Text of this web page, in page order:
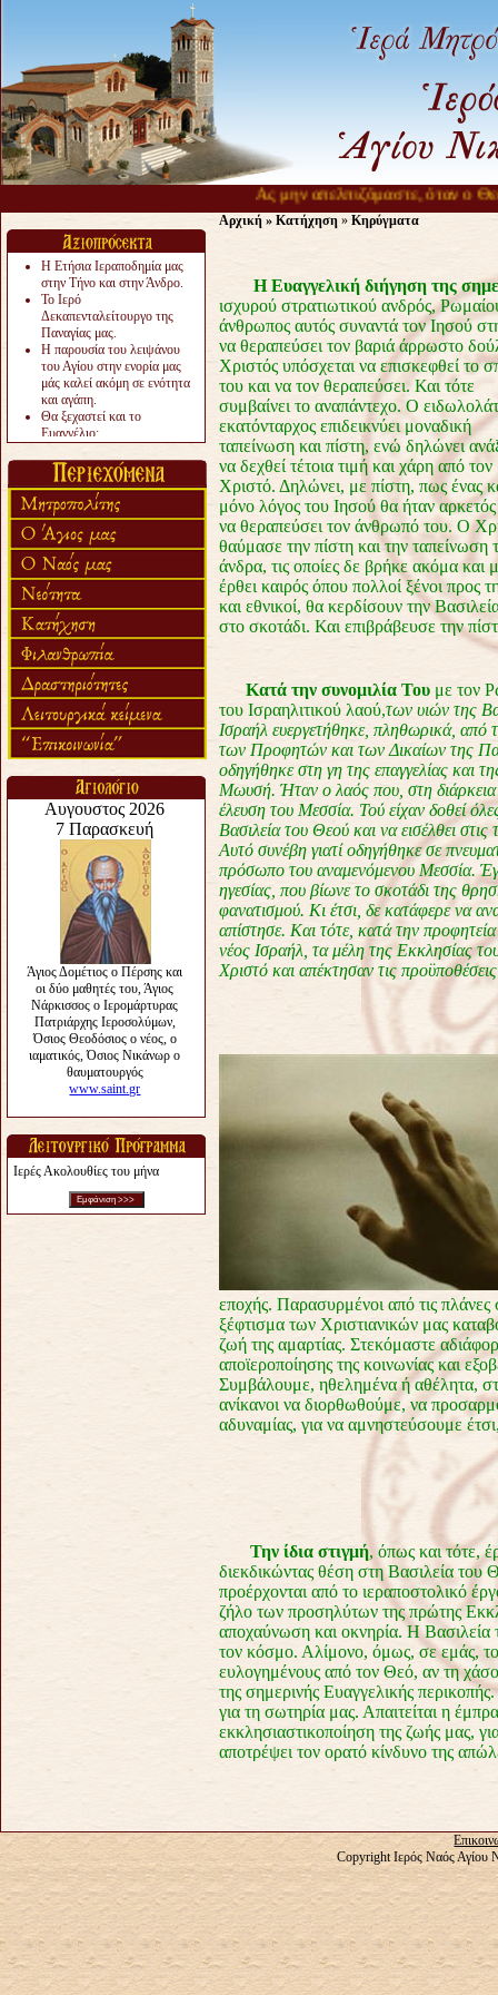
Ας μην απελπιζόμαστε, όταν ο
Η Ετήσια Ιεραποδημία μας
στην Τήνο και στην Άνδρο.
Το Ιερό
Δεκαπενταλείτουργο της
Παναγίας μας.
Η παρουσία του λειψάνου
του Αγίου στην ενορία μας
μάς καλεί ακόμη σε ενότητα
και αγάπη.
Θα ξεχαστεί και το
Ευαγγέλιο;
«πολύ αργά».
Ζητείται....
Ιερές Ακολουθίες του μήνα
Αρχική » Κατήχηση » Κηρύγματα
Η Ευαγγελική διήγηση της
ισχυρού στρατιωτικού ανδρός,
άνθρωπος αυτός συναντά τον Ιησού
να θεραπεύσει τον βαριά άρρωστο
Χριστός υπόσχεται να επισκεφθεί το
του και να τον θεραπεύσει. Και τότε
συμβαίνει το αναπάντεχο. Ο
εκατόνταρχος επιδεικνύει μοναδική
ταπείνωση και πίστη, ενώ δηλώνει
να δεχθεί τέτοια τιμή και χάρη από τον
Χριστό. Δηλώνει, με πίστη, πως ένας
μόνο λόγος του Ιησού θα ήταν αρκετός
να θεραπεύσει τον άνθρωπό του. Ο
θαύμασε την πίστη και την ταπείνωση
άνδρα, τις οποίες δε βρήκε ακόμα και
έρθει καιρός όπου πολλοί ξένοι προς
και εθνικοί, θα κερδίσουν την
στο σκοτάδι. Και επιβράβευσε την
Κατά την συνομιλία Του με τον
του Ισραηλιτικού λαού,των υιών της
Ισραήλ ευεργετήθηκε, πληθωρικά, από
των Προφητών και των Δικαίων της
οδηγήθηκε στη γη της επαγγελίας και
Μωυσή. Ήταν ο λαός που, στη διάρκεια
έλευση του Μεσσία. Τού είχαν δοθεί
Βασιλεία του Θεού και να εισέλθει
Αυτό συνέβη γιατί οδηγήθηκε σε
πρόσωπο του αναμενόμενου Μεσσία.
ηγεσίας, που βίωνε το σκοτάδι της
φανατισμού. Κι έτσι, δε κατάφερε να
απίστησε. Και τότε, κατά την
νέος Ισραήλ, τα μέλη της Εκκλησίας
Χριστό και απέκτησαν τις
εποχής. Παρασυρμένοι από τις
ξέφτισμα των Χριστιανικών μας
ζωή της αμαρτίας. Στεκόμαστε
αποϊεροποίησης της κοινωνίας και
Συμβάλουμε, ηθελημένα ή αθέλητα,
ανίκανοι να διορθωθούμε, να
αδυναμίας, για να αμνηστεύσουμε
Την ίδια στιγμή, όπως και τότε,
διεκδικώντας θέση στη Βασιλεία του
προέρχονται από το ιεραποστολικό
ζήλο των προσηλύτων της πρώτης
αποχαύνωση και οκνηρία. Η Βασιλεία
τον κόσμο. Αλίμονο, όμως, σε εμάς,
ευλογημένους από τον Θεό, αν τη
της σημερινής Ευαγγελικής
για τη σωτηρία μας. Απαιτείται η
εκκλησιαστικοποίηση της ζωής μας,
αποτρέψει τον ορατό κίνδυνο της
Copyright Ιερός Ναός Αγίου